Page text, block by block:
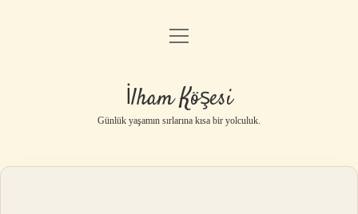
Anasayfa
Yasal Uyarı
menüyü
İlham Köşesi
Günlük yaşamın sırlarına kısa bir yolculuk.